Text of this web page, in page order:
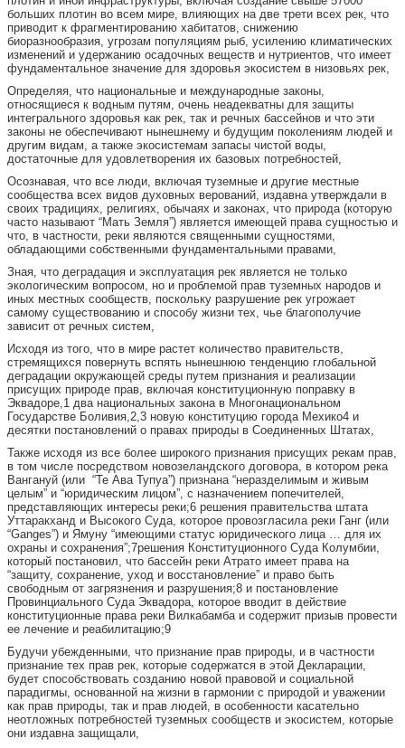
больших плотин во всем мире, влияющих на две трети всех рек, что
приводит к фрагментированию хабитатов, снижению
биоразнообразия, угрозам популяциям рыб, усилению климатических
изменений и удержанию осадочных веществ и нутриентов, что имеет
фундаментальное значение для здоровья экосистем в низовьях рек,
Определяя, что национальные и международные законы,
относящиеся к водным путям, очень неадекватны для защиты
интегрального здоровья как рек, так и речных бассейнов и что эти
законы не обеспечивают нынешнему и будущим поколениям людей и
другим видам, а также экосистемам запасы чистой воды,
достаточные для удовлетворения их базовых потребностей,
Осознавая, что все люди, включая туземные и другие местные
сообщества всех видов духовных верований, издавна утверждали в
своих традициях, религиях, обычаях и законах, что природа (которую
часто называют “Мать Земля”) является имеющей права сущностью и
что, в частности, реки являются священными сущностями,
обладающими собственными фундаментальными правами,
Зная, что деградация и эксплуатация рек является не только
экологическим вопросом, но и проблемой прав туземных народов и
иных местных сообществ, поскольку разрушение рек угрожает
самому существованию и способу жизни тех, чье благополучие
зависит от речных систем,
Исходя из того, что в мире растет количество правительств,
стремящихся повернуть вспять нынешнюю тенденцию глобальной
деградации окружающей среды путем признания и реализации
присущих природе прав, включая конституционную поправку в
Эквадоре,1 два национальных закона в Многонациональном
Государстве Боливия,2,3 новую конституцию города Мехико4 и
десятки постановлений о правах природы в Соединенных Штатах,
Также исходя из все более широкого признания присущих рекам прав,
в том числе посредством новозеландского договора, в котором река
Вангануй (или “Те Ава Тупуа”) признана “неразделимым и живым
целым” и “юридическим лицом”, с назначением попечителей,
представляющих интересы реки;6 решения правительства штата
Уттаракханд и Высокого Суда, которое провозгласила реки Ганг (или
“Ganges”) и Ямуну “имеющими статус юридического лица … для их
охраны и сохранения”;7решения Конституционного Суда Колумбии,
который постановил, что бассейн реки Атрато имеет права на
“защиту, сохранение, уход и восстановление” и право быть
свободным от загрязнения и разрушения;8 и постановление
Провинциального Суда Эквадора, которое вводит в действие
конституционные права реки Вилкабамба и содержит призыв провести
ее лечение и реабилитацию;9
Будучи убежденными, что признание прав природы, и в частности
признание тех прав рек, которые содержатся в этой Декларации,
будет способствовать созданию новой правовой и социальной
парадигмы, основанной на жизни в гармонии с природой и уважении
как прав природы, так и прав людей, в особенности касательно
неотложных потребностей туземных сообществ и экосистем, которые
они издавна защищали,